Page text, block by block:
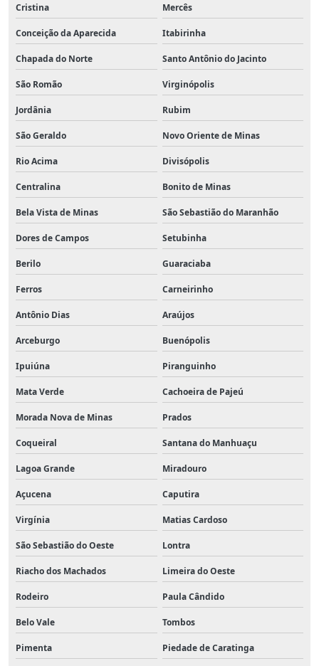
Cristina Mercês
Conceição da Aparecida Itabirinha
Chapada do Norte Santo Antônio do Jacinto
São Romão Virginópolis
Jordânia Rubim
São Geraldo Novo Oriente de Minas
Rio Acima Divisópolis
Centralina Bonito de Minas
Bela Vista de Minas São Sebastião do Maranhão
Dores de Campos Setubinha
Berilo Guaraciaba
Ferros Carneirinho
Antônio Dias Araújos
Arceburgo Buenópolis
Ipuiúna Piranguinho
Mata Verde Cachoeira de Pajeú
Morada Nova de Minas Prados
Coqueiral Santana do Manhuaçu
Lagoa Grande Miradouro
Açucena Caputira
Virgínia Matias Cardoso
São Sebastião do Oeste Lontra
Riacho dos Machados Limeira do Oeste
Rodeiro Paula Cândido
Belo Vale Tombos
Pimenta Piedade de Caratinga